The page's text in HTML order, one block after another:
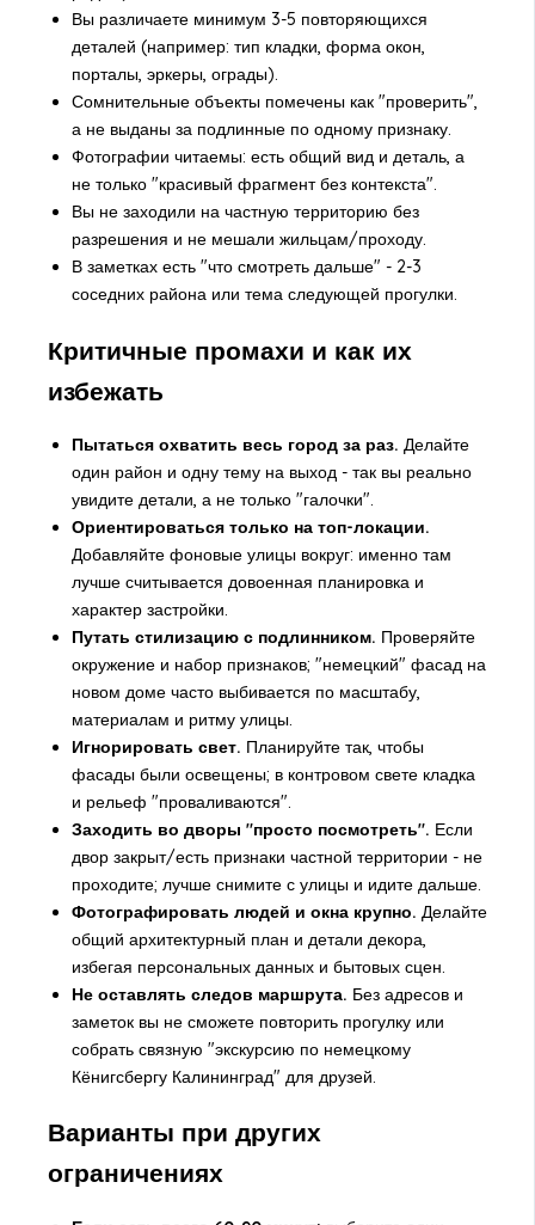
Вы различаете минимум 3-5 повторяющихся
деталей (например: тип кладки, форма окон,
порталы, эркеры, ограды).
Сомнительные объекты помечены как "проверить",
а не выданы за подлинные по одному признаку.
Фотографии читаемы: есть общий вид и деталь, а
не только "красивый фрагмент без контекста".
Вы не заходили на частную территорию без
разрешения и не мешали жильцам/проходу.
В заметках есть "что смотреть дальше" - 2-3
соседних района или тема следующей прогулки.
Критичные промахи и как их
избежать
Пытаться охватить весь город за раз. Делайте
один район и одну тему на выход - так вы реально
увидите детали, а не только "галочки".
Ориентироваться только на топ-локации.
Добавляйте фоновые улицы вокруг: именно там
лучше считывается довоенная планировка и
характер застройки.
Путать стилизацию с подлинником. Проверяйте
окружение и набор признаков; "немецкий" фасад на
новом доме часто выбивается по масштабу,
материалам и ритму улицы.
Игнорировать свет. Планируйте так, чтобы
фасады были освещены; в контровом свете кладка
и рельеф "проваливаются".
Заходить во дворы "просто посмотреть". Если
двор закрыт/есть признаки частной территории - не
проходите; лучше снимите с улицы и идите дальше.
Фотографировать людей и окна крупно. Делайте
общий архитектурный план и детали декора,
избегая персональных данных и бытовых сцен.
Не оставлять следов маршрута. Без адресов и
заметок вы не сможете повторить прогулку или
собрать связную "экскурсию по немецкому
Кёнигсбергу Калининград" для друзей.
Варианты при других
ограничениях